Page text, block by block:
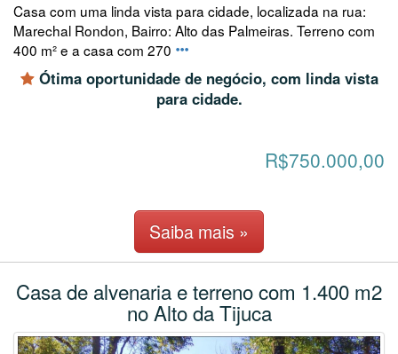
Casa com uma linda vista para cidade, localizada na rua:
Marechal Rondon, Bairro: Alto das Palmeiras. Terreno com
400 m² e a casa com 270
Ótima oportunidade de negócio, com linda vista
para cidade.
R$750.000,00
Saiba mais »
Casa de alvenaria e terreno com 1.400 m2
no Alto da Tijuca